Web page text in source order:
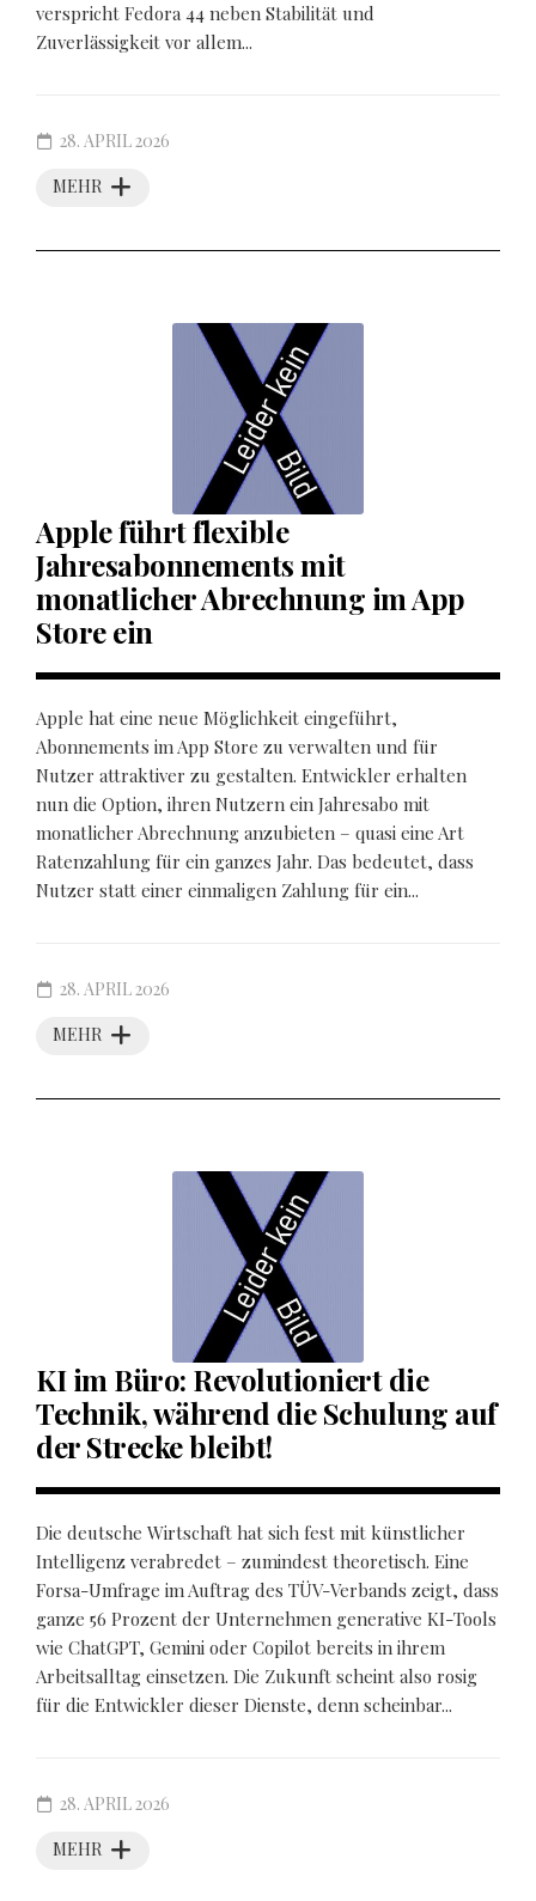
verspricht Fedora 44 neben Stabilität und
Zuverlässigkeit vor allem...
MEHR
28. APRIL 2026
Apple führt flexible
Jahresabonnements mit
monatlicher Abrechnung im App
Store ein
Apple hat eine neue Möglichkeit eingeführt,
Abonnements im App Store zu verwalten und für
Nutzer attraktiver zu gestalten. Entwickler erhalten
nun die Option, ihren Nutzern ein Jahresabo mit
monatlicher Abrechnung anzubieten – quasi eine Art
Ratenzahlung für ein ganzes Jahr. Das bedeutet, dass
Nutzer statt einer einmaligen Zahlung für ein...
MEHR
28. APRIL 2026
KI im Büro: Revolutioniert die
Technik, während die Schulung auf
der Strecke bleibt!
Die deutsche Wirtschaft hat sich fest mit künstlicher
Intelligenz verabredet – zumindest theoretisch. Eine
Forsa-Umfrage im Auftrag des TÜV-Verbands zeigt, dass
ganze 56 Prozent der Unternehmen generative KI-Tools
wie ChatGPT, Gemini oder Copilot bereits in ihrem
Arbeitsalltag einsetzen. Die Zukunft scheint also rosig
für die Entwickler dieser Dienste, denn scheinbar...
MEHR
28. APRIL 2026